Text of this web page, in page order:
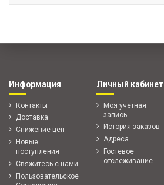
Информация
Контакты
Доставка
Снижение цен
Новые
поступления
Свяжитесь с нами
Пользовательское
Личный кабинет
Моя учетная
запись
История заказов
Адреса
Гостевое
отслеживание